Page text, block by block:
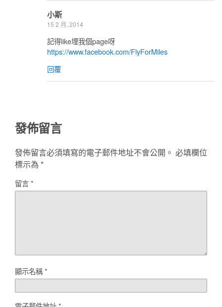
小斯
15 2 月, 2014
記得like埋我個page呀
https://www.facebook.com/FlyForMiles
回覆
發佈留言
發佈留言必須填寫的電子郵件地址不會公開。 必填欄位
標示為 *
留言*
顯示名稱*